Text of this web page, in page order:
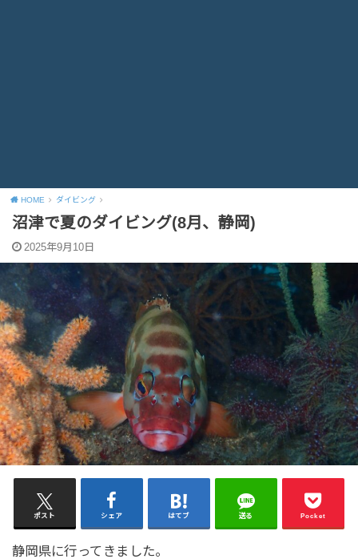
HOME ダイビング
沼津で夏のダイビング(8月、静岡)
2025年9月10日
ポスト シェア はてブ 送る Pocket
静岡県に行ってきました。